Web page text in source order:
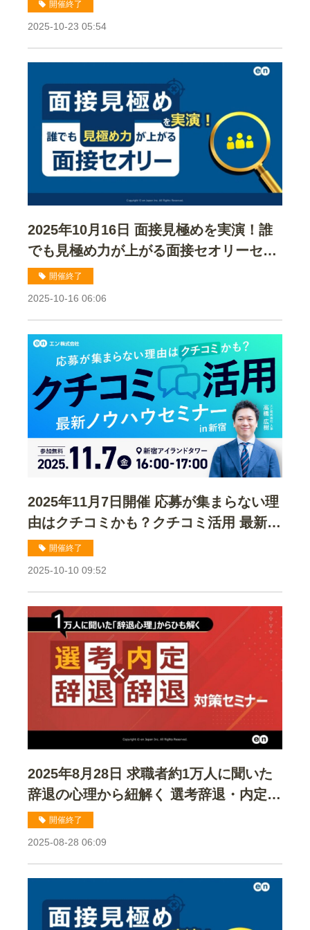
開催終了
2025-10-23 05:54
2025年10月16日 面接見極めを実演！誰
でも見極め力が上がる面接セオリーセミ
ナー開催終了
2025-10-16 06:06
2025年11月7日開催 応募が集まらない理
由はクチコミかも？クチコミ活用 最新ノ
ウハウセミナー
開催終了
2025-10-10 09:52
2025年8月28日 求職者約1万人に聞いた
辞退の心理から紐解く 選考辞退・内定辞
退対策セミナー
開催終了
2025-08-28 06:09